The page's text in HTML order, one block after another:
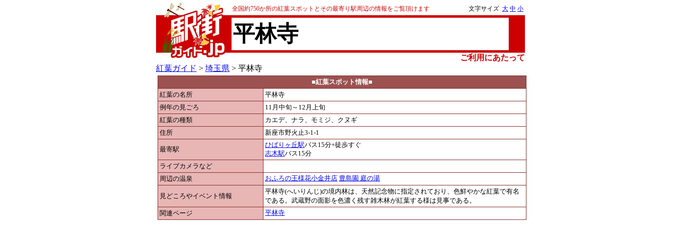
全国約750か所の紅葉スポットとその最寄り駅周辺の情報をご覧頂けます 文字サイズ 大 中 小
平林寺
ご利用にあたって
紅葉ガイド > 埼玉県 > 平林寺
■紅葉スポット情報■
紅葉の名所
平林寺
例年の見ごろ
11月中旬～12月上旬
紅葉の種類
カエデ、ナラ、モミジ、クヌギ
住所
新座市野火止3-1-1
最寄駅
ひばりヶ丘駅バス15分+徒歩すぐ
志木駅バス15分
ライブカメラなど
周辺の温泉
おふろの王様花小金井店 豊島園 庭の湯
見どころやイベント情報
平林寺(へいりんじ)の境内林は、天然記念物に指定されており、色鮮やかな紅葉で有名
である。武蔵野の面影を色濃く残す雑木林が紅葉する様は見事である。
関連ページ
平林寺